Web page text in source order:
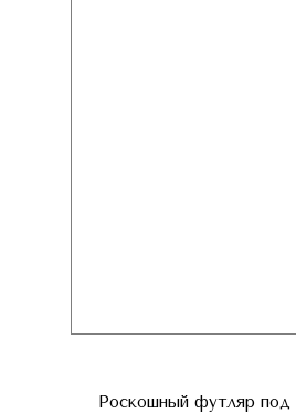
Роскошный футляр под